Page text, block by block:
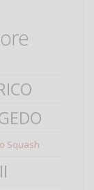
Squash
II